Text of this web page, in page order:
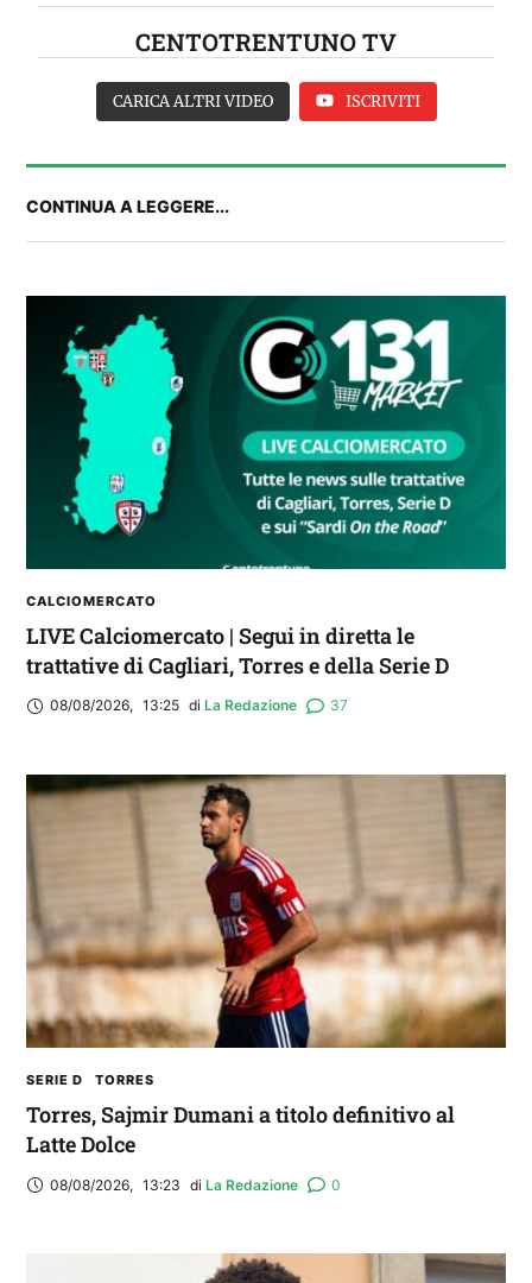
CENTOTRENTUNO TV
FANTA 131 LIVE | La nuova stagione al
fantacalcio: le novità di Fanta 131 e chi
CARICA ALTRI VIDEO ISCRIVITI
CONTINUA A LEGGERE...
CALCIOMERCATO
LIVE Calciomercato | Segui in diretta le
trattative di Cagliari, Torres e della Serie D
08/08/2026, 13:25 di La Redazione 37
SERIE D TORRES
Torres, Sajmir Dumani a titolo definitivo al
Latte Dolce
08/08/2026, 13:23 di La Redazione 0